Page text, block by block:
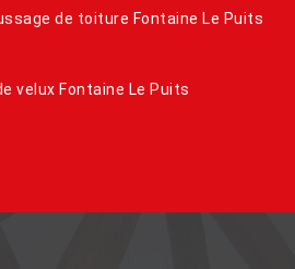
de toiture Fontaine Le Puits
velux Fontaine Le Puits